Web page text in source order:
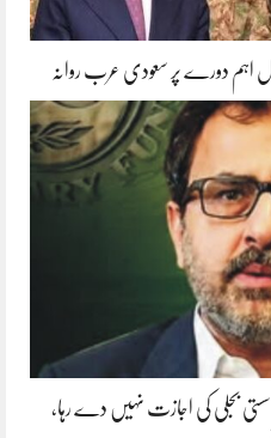
اہم دورے پر سعودی عرب روانہ
بجلی کی اجازت نہیں دے رہا،